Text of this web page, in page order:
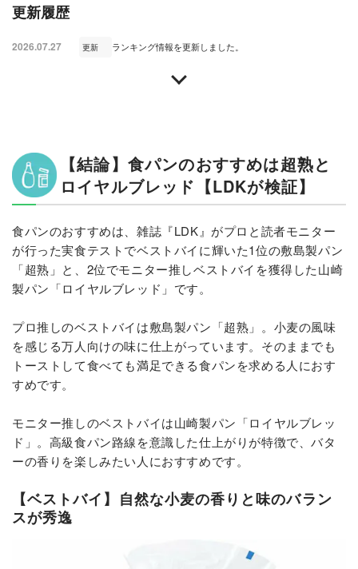
更新履歴
2026.07.27 更新 ランキング情報を更新しました。
【結論】食パンのおすすめは超熟と
ロイヤルブレッド【LDKが検証】
食パンのおすすめは、雑誌『LDK』がプロと読者モニター
が行った実食テストでベストバイに輝いた1位の敷島製パン
「超熟」と、2位でモニター推しベストバイを獲得した山崎
製パン「ロイヤルブレッド」です。
プロ推しのベストバイは敷島製パン「超熟」。小麦の風味
を感じる万人向けの味に仕上がっています。そのままでも
トーストして食べても満足できる食パンを求める人におす
すめです。
モニター推しのベストバイは山崎製パン「ロイヤルブレッ
ド」。高級食パン路線を意識した仕上がりが特徴で、バタ
ーの香りを楽しみたい人におすすめです。
【ベストバイ】自然な小麦の香りと味のバラン
スが秀逸